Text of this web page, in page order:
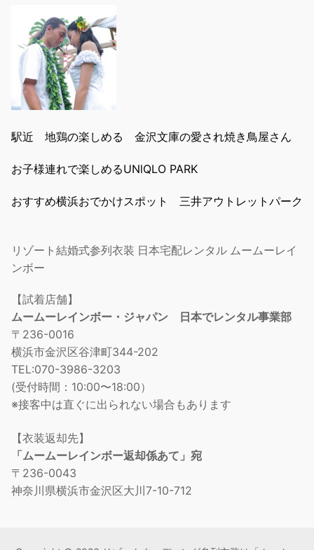
駅近 地鶏の楽しめる 金沢文庫の愛され焼き鳥屋さん
お子様連れで楽しめるUNlQLO PARK
おすすめ横浜おでかけスポット 三井アウトレットパーク
リゾート結婚式参列衣装 日本宅配レンタル ムームーレイ
ンボー
【試着店舗】
ムームーレインボー・ジャパン 日本でレンタル事業部
〒236-0016
横浜市金沢区谷津町344-202
TEL:070-3986-3203
(受付時間：10:00〜18:00）
※接客中は直ぐに出られない場合もあります
【衣装返却先】
「ムームーレインボー返却係あて」宛
〒236-0043
神奈川県横浜市金沢区大川7-10-712